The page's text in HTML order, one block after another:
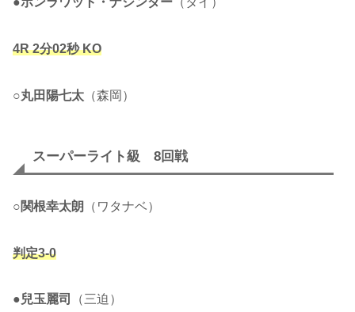
4R2分02秒KO
○丸田陽七太 （森岡）
スーパーライト級 8回戦
○関根幸太朗 （ワタナベ）
判定3-0
●兒玉麗司 （三迫）